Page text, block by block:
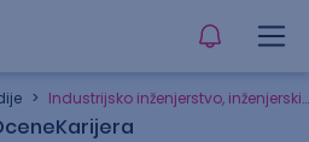
> Industrijsko inženjerstvo, inženjerski menadžment
Karijera